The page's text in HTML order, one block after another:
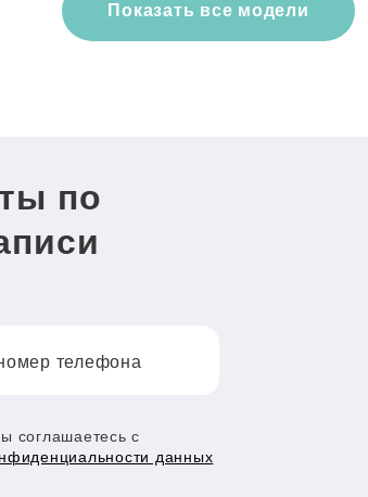
Показать все модели
по
телефона
соглашаетесь с
данных